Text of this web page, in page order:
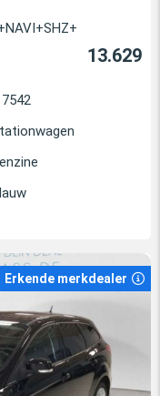
13.629
Erkende merkdealer